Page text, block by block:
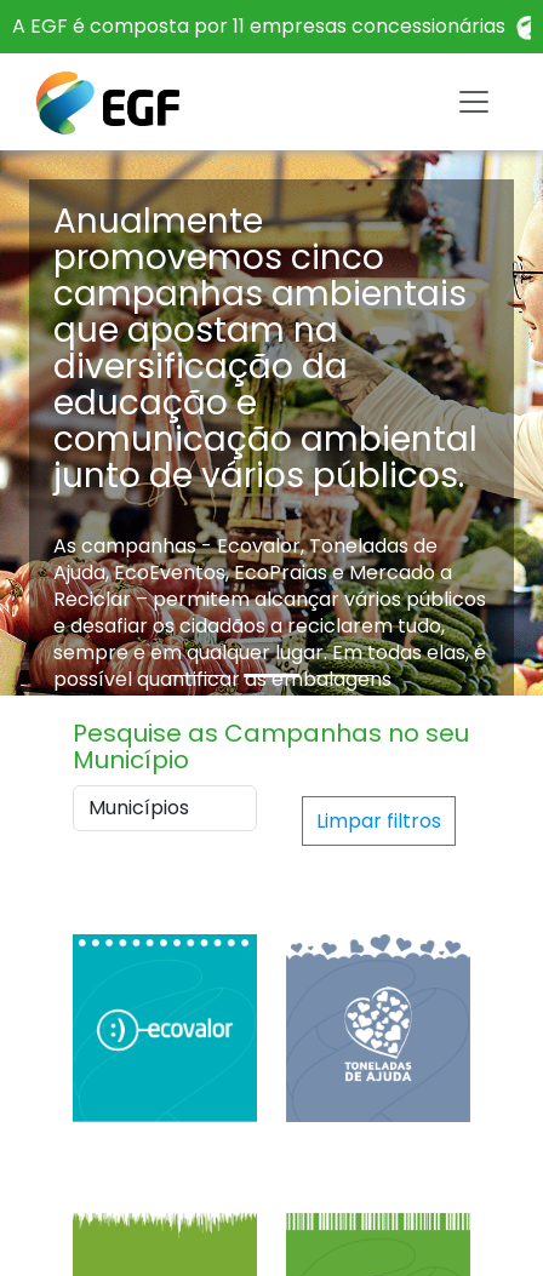
A EGF é composta por 11 empresas concessionárias
Anualmente
promovemos cinco
campanhas ambientais
que apostam na
diversificação da
educação e
comunicação ambiental
junto de vários públicos.
As campanhas - Ecovalor, Toneladas de
Ajuda, EcoEventos, EcoPraias e Mercado a
Reciclar – permitem alcançar vários públicos
e desafiar os cidadãos a reciclarem tudo,
sempre e em qualquer lugar. Em todas elas, é
possível quantificar as embalagens
Descubra-as!
Valorizar o Ambiente é cuidar do Futuro.
Pesquise as Campanhas no seu
Município
Limpar filtros